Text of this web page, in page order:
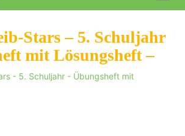
Stars – 5. Schuljahr
mit Lösungsheft –